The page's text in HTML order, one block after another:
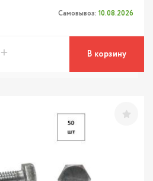
Самовывоз: 10.08.2026
В корзину